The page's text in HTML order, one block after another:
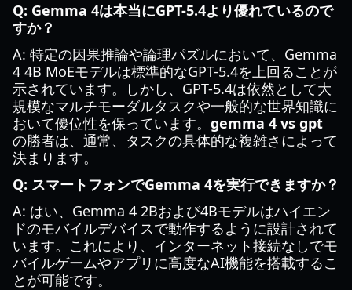
Q: Gemma 4は本当にGPT-5.4より優れているので
すか？
A: 特定の因果推論や論理パズルにおいて、Gemma
4 4B MoEモデルは標準的なGPT-5.4を上回ることが
示されています。しかし、GPT-5.4は依然として大
規模なマルチモーダルタスクや一般的な世界知識に
おいて優位性を保っています。 gemma 4 vs gpt
の勝者は、通常、タスクの具体的な複雑さによって
決まります。
Q: スマートフォンでGemma 4を実行できますか？
A: はい、Gemma 4 2Bおよび4Bモデルはハイエン
ドのモバイルデバイスで動作するように設計されて
います。これにより、インターネット接続なしでモ
バイルゲームやアプリに高度なAI機能を搭載するこ
とが可能です。